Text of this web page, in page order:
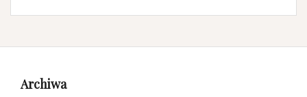
Archiwa